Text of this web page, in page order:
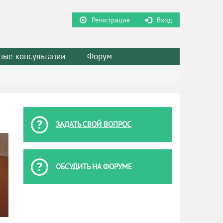
Регистрация Вход
консультации Форум
ЗАДАТЬ СВОЙ ВОПРОС
ОБСУДИТЬ НА ФОРУМЕ